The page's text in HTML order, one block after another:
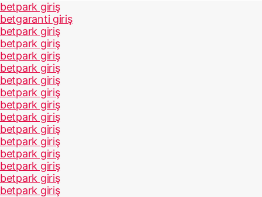
betpark giriş
betgaranti giriş
betpark giriş
betpark giriş
betpark giriş
betpark giriş
betpark giriş
betpark giriş
betpark giriş
betpark giriş
betpark giriş
betpark giriş
betpark giriş
betpark giriş
betpark giriş
betpark giriş